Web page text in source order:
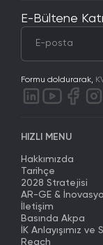
E-Bültene
Formu doldurarak,
HIZLI MENU
Hakkımızda
Tarihçe
2028 Stratejisi
AR-GE &
İletişim
Basında Akpa
İK Anlayışımız
Reach